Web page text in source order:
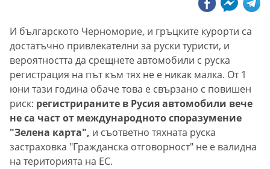
И българското Черноморие, и гръцките курорти са
достатъчно привлекателни за руски туристи, и
вероятността да срещнете автомобили с руска
регистрация на път към тях не е никак малка. От 1
юни тази година обаче това е свързано с повишен
риск: регистрираните в Русия автомобили вече
не са част от международното споразумение
"Зелена карта", и съответно тяхната руска
застраховка "Гражданска отговорност" не е валидна
на територията на ЕС.